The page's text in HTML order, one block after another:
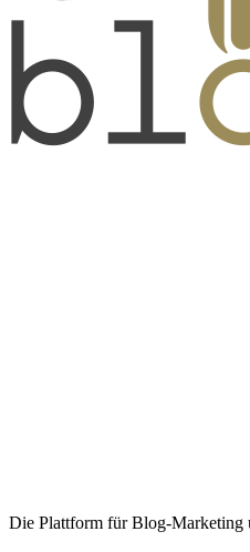
Die Plattform für Blog-Marketing